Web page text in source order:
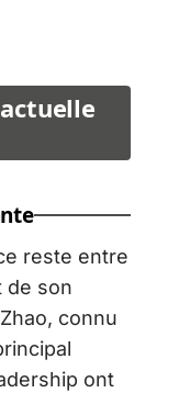
reste entre
de son
connu
ont